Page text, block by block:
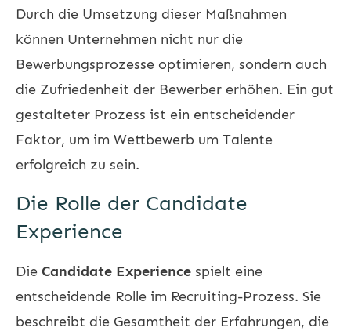
Durch die Umsetzung dieser Maßnahmen
können Unternehmen nicht nur die
Bewerbungsprozesse optimieren, sondern auch
die Zufriedenheit der Bewerber erhöhen. Ein gut
gestalteter Prozess ist ein entscheidender
Faktor, um im Wettbewerb um Talente
erfolgreich zu sein.
Die Rolle der Candidate
Experience
Die Candidate Experience spielt eine
entscheidende Rolle im Recruiting-Prozess. Sie
beschreibt die Gesamtheit der Erfahrungen, die